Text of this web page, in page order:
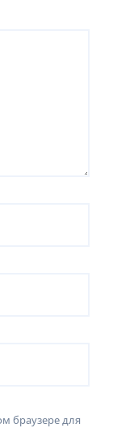
браузере для